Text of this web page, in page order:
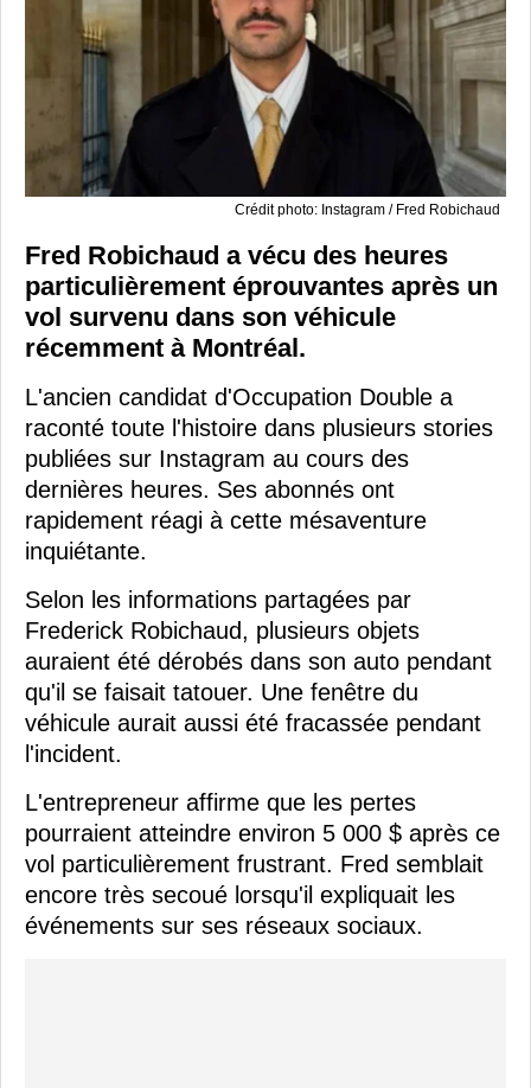
Crédit photo: Instagram / Fred Robichaud
Fred Robichaud a vécu des heures
particulièrement éprouvantes après un
vol survenu dans son véhicule
récemment à Montréal.
L'ancien candidat d'Occupation Double a
raconté toute l'histoire dans plusieurs stories
publiées sur Instagram au cours des
dernières heures. Ses abonnés ont
rapidement réagi à cette mésaventure
inquiétante.
Selon les informations partagées par
Frederick Robichaud, plusieurs objets
auraient été dérobés dans son auto pendant
qu'il se faisait tatouer. Une fenêtre du
véhicule aurait aussi été fracassée pendant
l'incident.
L'entrepreneur affirme que les pertes
pourraient atteindre environ 5 000 $ après ce
vol particulièrement frustrant. Fred semblait
encore très secoué lorsqu'il expliquait les
événements sur ses réseaux sociaux.